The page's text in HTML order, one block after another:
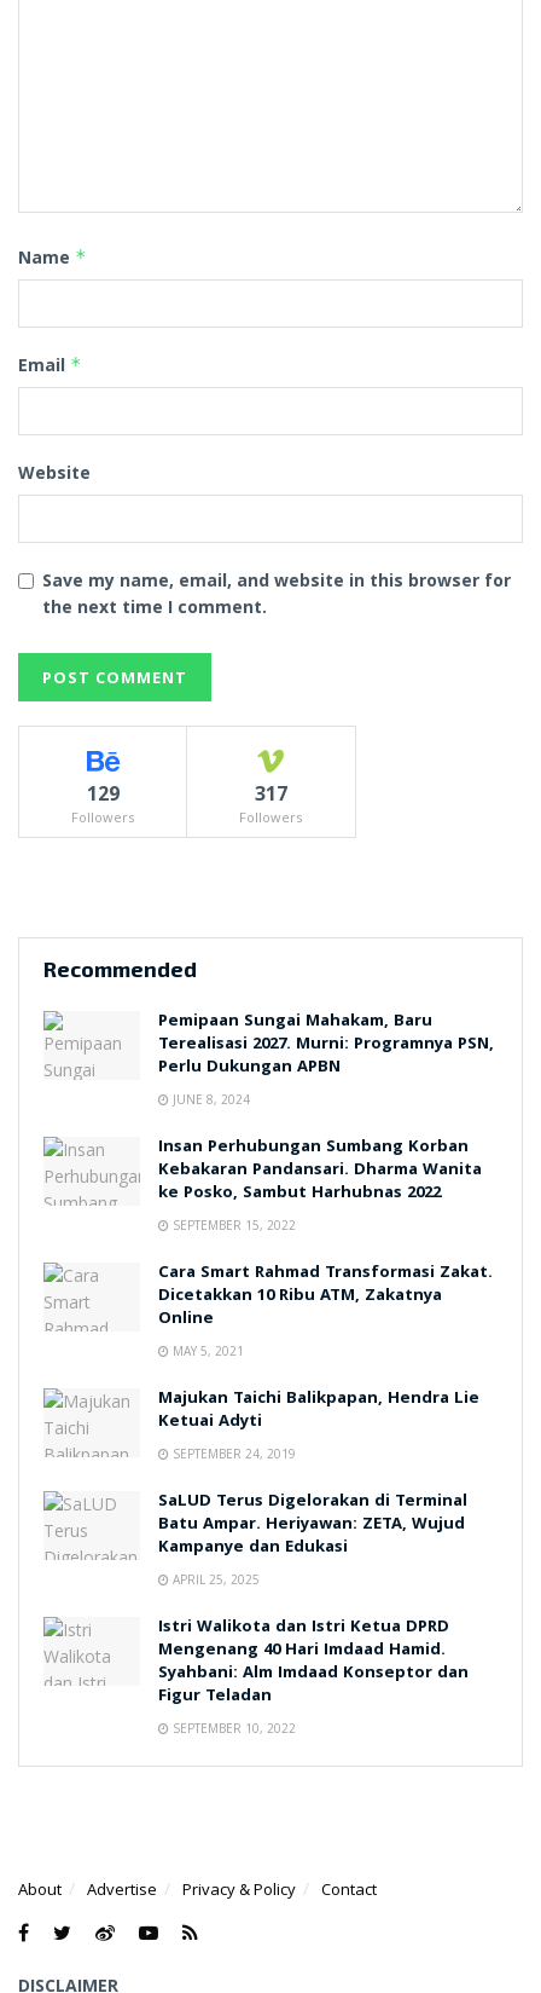
Name *
Email *
Website
Save my name, email, and website in this browser for
the next time I comment.
129
Followers
317
Followers
Recommended
Pemipaan Sungai Mahakam, Baru
Terealisasi 2027. Murni: Programnya PSN,
Perlu Dukungan APBN
JUNE 8, 2024
Insan Perhubungan Sumbang Korban
Kebakaran Pandansari. Dharma Wanita
ke Posko, Sambut Harhubnas 2022
SEPTEMBER 15, 2022
Cara Smart Rahmad Transformasi Zakat.
Dicetakkan 10 Ribu ATM, Zakatnya
Online
MAY 5, 2021
Majukan Taichi Balikpapan, Hendra Lie
Ketuai Adyti
SEPTEMBER 24, 2019
SaLUD Terus Digelorakan di Terminal
Batu Ampar. Heriyawan: ZETA, Wujud
Kampanye dan Edukasi
APRIL 25, 2025
Istri Walikota dan Istri Ketua DPRD
Mengenang 40 Hari Imdaad Hamid.
Syahbani: Alm Imdaad Konseptor dan
Figur Teladan
SEPTEMBER 10, 2022
About Advertise Privacy & Policy Contact
DISCLAIMER